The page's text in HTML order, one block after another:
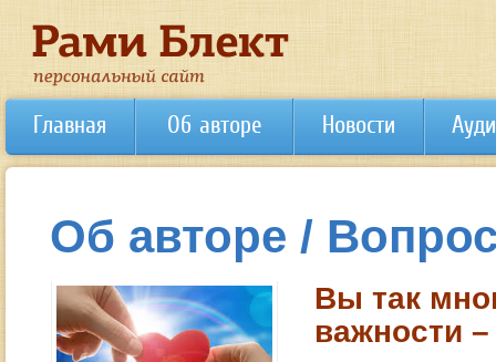
Главная Об авторе Новости
Об авторе /
Вы так
важности